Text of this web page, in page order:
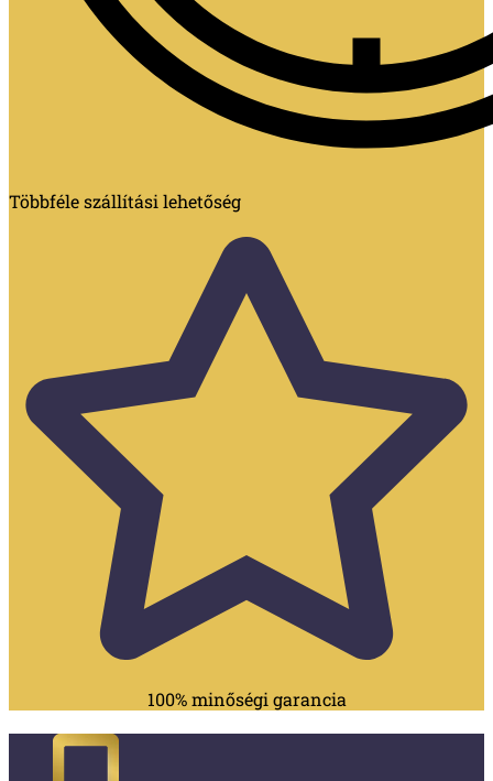
Többféle szállítási lehetőség
100% minőségi garancia